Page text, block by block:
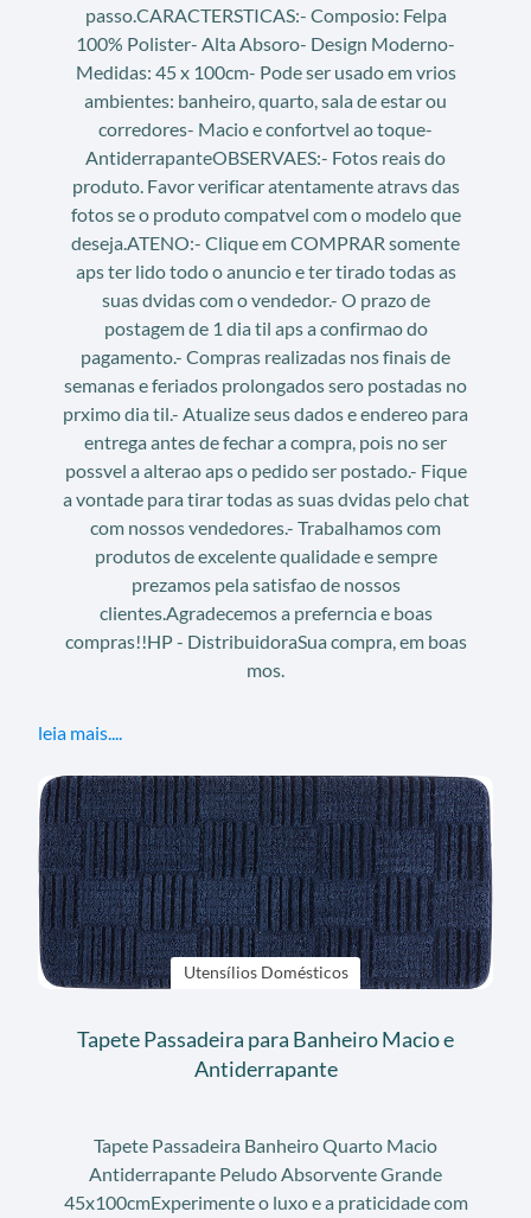
passo.CARACTERSTICAS:- Composio: Felpa
100% Polister- Alta Absoro- Design Moderno-
Medidas: 45 x 100cm- Pode ser usado em vrios
ambientes: banheiro, quarto, sala de estar ou
corredores- Macio e confortvel ao toque-
AntiderrapanteOBSERVAES:- Fotos reais do
produto. Favor verificar atentamente atravs das
fotos se o produto compatvel com o modelo que
deseja.ATENO:- Clique em COMPRAR somente
aps ter lido todo o anuncio e ter tirado todas as
suas dvidas com o vendedor.- O prazo de
postagem de 1 dia til aps a confirmao do
pagamento.- Compras realizadas nos finais de
semanas e feriados prolongados sero postadas no
prximo dia til.- Atualize seus dados e endereo para
entrega antes de fechar a compra, pois no ser
possvel a alterao aps o pedido ser postado.- Fique
a vontade para tirar todas as suas dvidas pelo chat
com nossos vendedores.- Trabalhamos com
produtos de excelente qualidade e sempre
prezamos pela satisfao de nossos
clientes.Agradecemos a preferncia e boas
compras!!HP - DistribuidoraSua compra, em boas
mos.
leia mais....
Utensílios Domésticos
Tapete Passadeira para Banheiro Macio e
Antiderrapante
Tapete Passadeira Banheiro Quarto Macio
Antiderrapante Peludo Absorvente Grande
45x100cmExperimente o luxo e a praticidade com